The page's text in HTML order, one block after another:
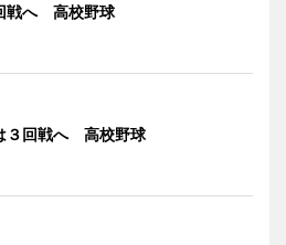
戦へ 高校野球
３回戦へ 高校野球